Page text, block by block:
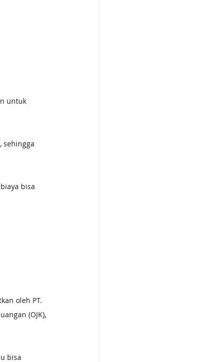
untuk
sehingga
bisa
oleh PT.
(OJK),
bisa